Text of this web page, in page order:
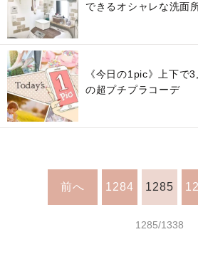
できるオシャレな洗面
《今日の1pic》上下で
の超プチプラコーデ
前へ 1284 1285
1285/1338